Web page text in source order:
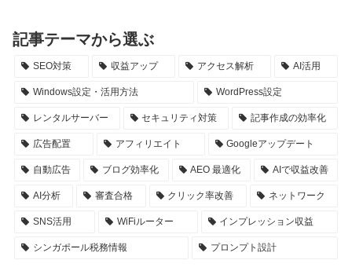
記事テーマから選ぶ
SEO対策 収益アップ アクセス解析 AI活用
Windows設定・活用方法 WordPress設定
レンタルサーバー セキュリティ対策 記事作成の効率化
広告配置 アフィリエイト Googleアップデート
自動広告 ブログ効率化 AEO 最適化 AIで収益改善
AI分析 審査合格 クリック率改善 ネットワーク
SNS活用 WiFiルーター インプレッション収益
シンガポール税務情報 プロンプト設計